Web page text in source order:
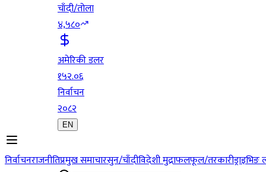
चाँदी/तोला
४,५८०
अमेरिकी डलर
१५२.०६
निर्वाचन
२०८२
EN
निर्वाचनराजनीतिप्रमुख समाचारसुन/चाँदीविदेशी मुद्राफलफूल/तरकारी